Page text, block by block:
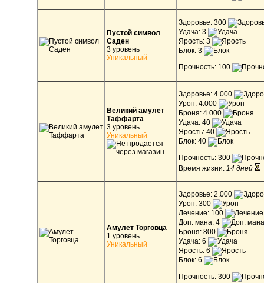
Пустой символ
Саден
3 уровень
Уникальный
Здоровье: 300
Удача: 3
Ярость: 3
Блок: 3
Прочность: 100
Великий амулет
Таффарта
3 уровень
Уникальный
Здоровье: 4.000
Урон: 4.000
Броня: 4.000
Удача: 40
Ярость: 40
Блок: 40
Прочность: 300
Время жизни: 14 дней
Амулет Торговца
1 уровень
Уникальный
Здоровье: 2.000
Урон: 300
Лечение: 100
Доп. мана: 4
Броня: 800
Удача: 6
Ярость: 6
Блок: 6
Прочность: 300